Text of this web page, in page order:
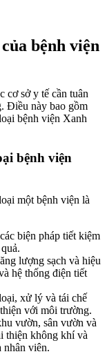
bệnh viện
cơ sở y tế cần tuân
Điều này bao gồm
bệnh viện Xanh
bệnh viện
một bệnh viện là
biện pháp tiết kiệm
lượng sạch và hiệu
hệ thống điện tiết
xử lý và tái chế
với môi trường.
vườn, sân vườn và
thiện không khí và
nhân viên.